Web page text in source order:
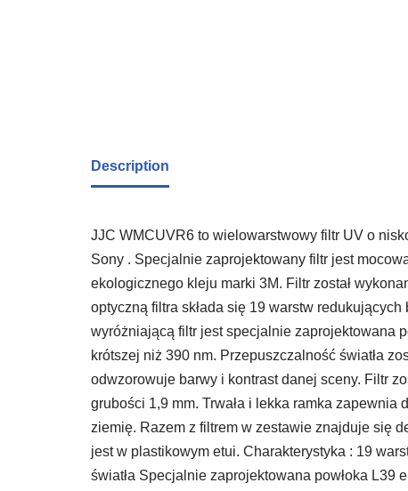
Description
JJC WMCUVR6 to wielowarstwowy filtr UV o
Sony . Specjalnie zaprojektowany filtr jest
ekologicznego kleju marki 3M. Filtr został
optyczną filtra składa się 19 warstw
wyróżniającą filtr jest specjalnie zaprojektowana
krótszej niż 390 nm. Przepuszczalność światła
odwzorowuje barwy i kontrast danej sceny. Filtr
grubości 1,9 mm. Trwała i lekka ramka
ziemię. Razem z filtrem w zestawie znajduje się
jest w plastikowym etui. Charakterystyka : 19
światła Specjalnie zaprojektowana powłoka L39